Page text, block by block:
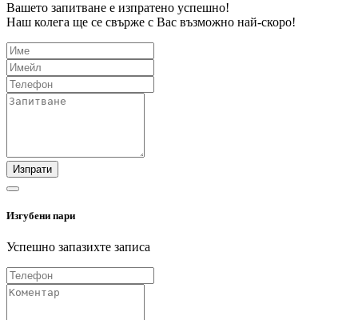
Вашето запитване е изпратено успешно!
Наш колега ще се свърже с Вас възможно най-скоро!
Изпрати
Изгубени пари
Успешно запазихте записа